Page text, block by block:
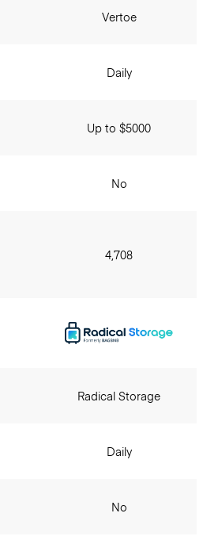
Vertoe
Daily
Up to $5000
No
4,708
Radical Storage
Daily
No